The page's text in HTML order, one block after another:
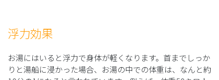
浮力効果
お湯にはいると浮力で身体が軽くなります。首までしっか
りと湯船に浸かった場合、お湯の中での体重は、なんと約